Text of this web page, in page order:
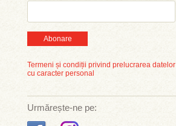
Abonare
Termeni și condiții privind prelucrarea datelor
cu caracter personal
Urmărește-ne pe: